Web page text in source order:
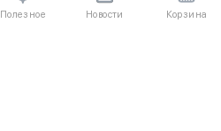
Полезное Новости Корзина